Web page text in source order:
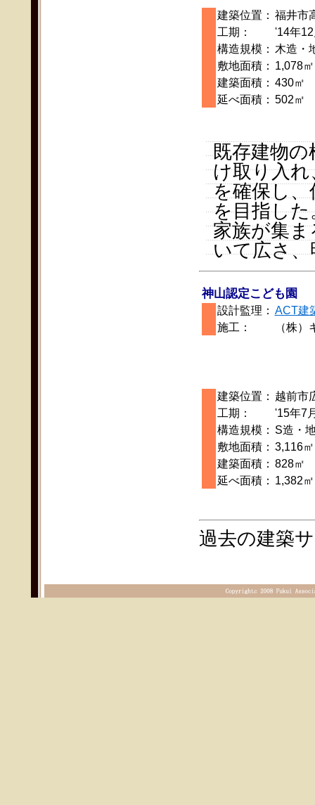
建築位置： 福井市
工期：
'14年
構造規模： 木造・
敷地面積： 1,078㎡
建築面積： 430㎡
延べ面積： 502㎡
既存建物
け取り入れ
を確保し、
を目指した
家族が集ま
いて広さ
神山認定こども園
設計監理： ACT建
施工：
（株）
建築位置： 越前市
工期：
'15年7
構造規模： S造・
敷地面積： 3,116㎡
建築面積： 828㎡
延べ面積： 1,382㎡
過去の建築